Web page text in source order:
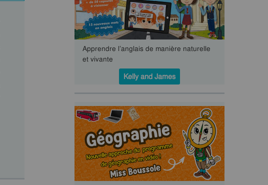
Apprendre l’anglais de manière naturelle
et vivante
Kelly and James